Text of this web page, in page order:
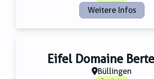
Weitere Infos
Eifel Domaine
Büllingen